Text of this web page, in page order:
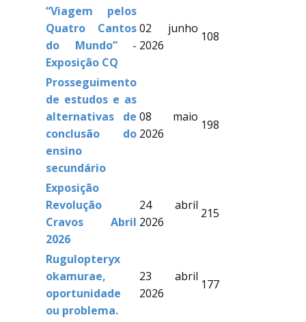
“Viagem pelos
Quatro Cantos
do Mundo” -
Exposição CQ
02 junho
2026
108
Prosseguimento
de estudos e as
alternativas de
conclusão do
ensino
secundário
08 maio
2026
198
Exposição
Revolução
Cravos Abril
2026
24 abril
2026
215
Rugulopteryx
okamurae,
oportunidade
ou problema.
23 abril
2026
177